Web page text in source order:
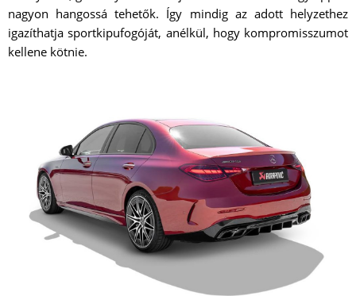
nagyon hangossá tehetők. Így mindig az adott helyzethez
igazíthatja sportkipufogóját, anélkül, hogy kompromisszumot
kellene kötnie.